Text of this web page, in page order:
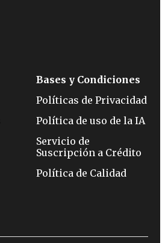
Bases y Condiciones
Políticas de Privacidad
Política de uso de la IA
Servicio de
Suscripción a Crédito
Política de Calidad